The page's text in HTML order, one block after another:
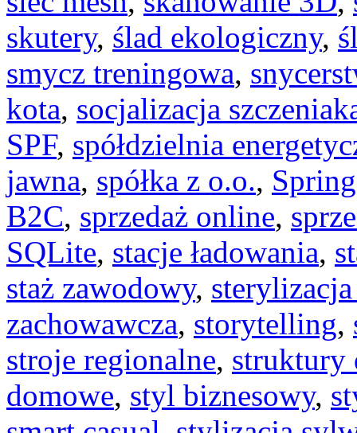
skutery, ślad ekologiczny,
smycz treningowa,
kota, socjalizacja
SPF, spółdzielnia
jawna, spółka z o.o.,
B2C, sprzedaż online,
SQLite, stacje ładowania,
staż zawodowy,
zachowawcza, storytelling,
stroje regionalne, struktury
domowe, styl biznesowy,